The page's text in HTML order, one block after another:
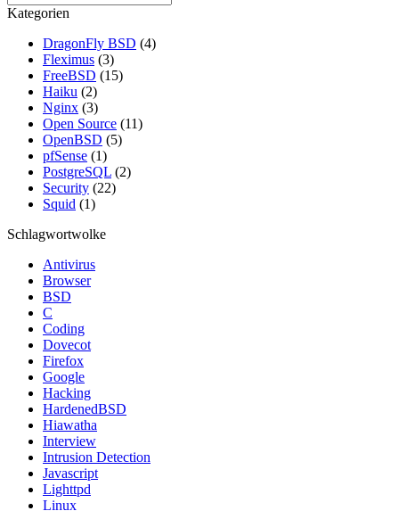
Kategorien
DragonFly BSD (4)
Fleximus (3)
FreeBSD (15)
Haiku (2)
Nginx (3)
Open Source (11)
OpenBSD (5)
pfSense (1)
PostgreSQL (2)
Security (22)
Squid (1)
Schlagwortwolke
Antivirus
Browser
BSD
C
Coding
Dovecot
Firefox
Google
Hacking
HardenedBSD
Hiawatha
Interview
Intrusion Detection
Javascript
Lighttpd
Linux